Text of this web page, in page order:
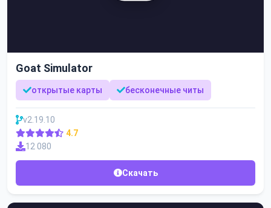
Goat Simulator
открытые карты бесконечные читы
v2.19.10
4.7
12 080
Скачать